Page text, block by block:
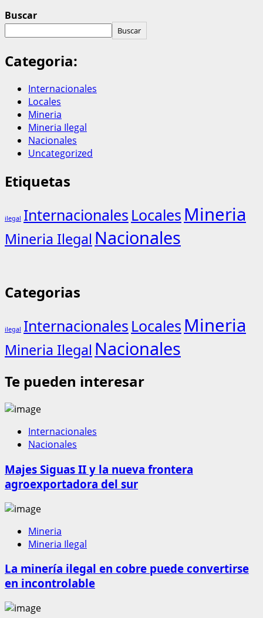
Buscar
Buscar
Categoria:
Internacionales
Locales
Mineria
Mineria Ilegal
Nacionales
Uncategorized
Etiquetas
ilegal Internacionales Locales Mineria
Mineria Ilegal Nacionales
Categorias
ilegal Internacionales Locales Mineria
Mineria Ilegal Nacionales
Te pueden interesar
Internacionales
Nacionales
Majes Siguas II y la nueva frontera
agroexportadora del sur
Mineria
Mineria Ilegal
La minería ilegal en cobre puede convertirse
en incontrolable